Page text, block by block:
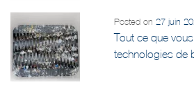
Posted on27 juin
Tout ce que
technologies de